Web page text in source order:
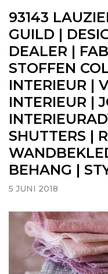
93143
GUILD |
DEALER |
STOFFEN
INTERIEUR |
INTERIEUR |
SHUTTERS |
BEHANG |
5 JUNI 2018